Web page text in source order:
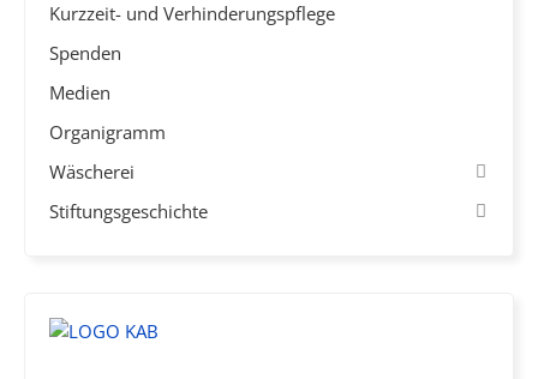
Kurzzeit- und Verhinderungspflege
Spenden
Medien
Organigramm
Wäscherei
Stiftungsgeschichte